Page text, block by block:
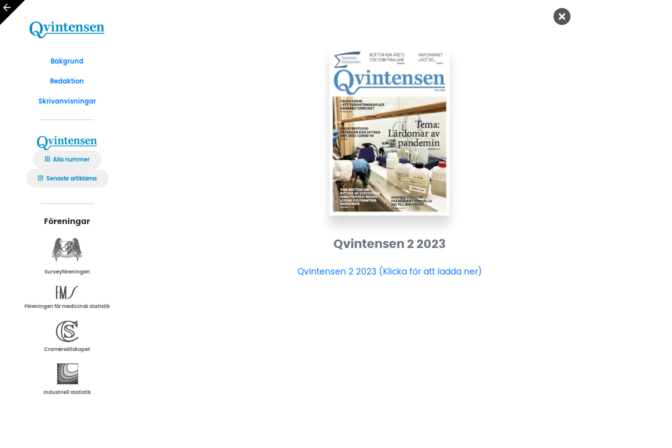
Bakgrund
Redaktion
Skrivanvisningar
Alla nummer
Senaste artiklarna
Föreningar
Surveyföreningen
Föreningen för medicinsk statistik
Cramérsällskapet
Industriell statistik
Qvintensen 2 2023
Qvintensen 2 2023 (Klicka för att ladda ner)